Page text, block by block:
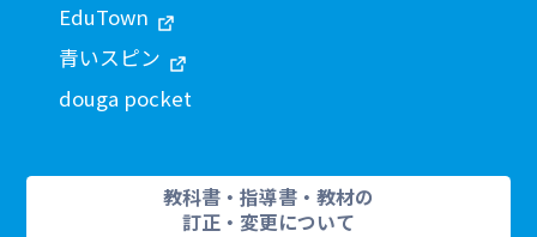
EduTown
青いスピン
douga pocket
教科書・指導書・教材の
訂正・変更について